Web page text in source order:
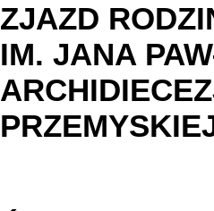
ZJAZD
IM. JANA